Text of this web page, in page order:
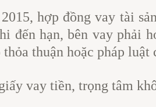
hợp đồng vay tài
đến hạn, bên vay phải
thuận hoặc pháp luật
vay tiền, trọng tâm